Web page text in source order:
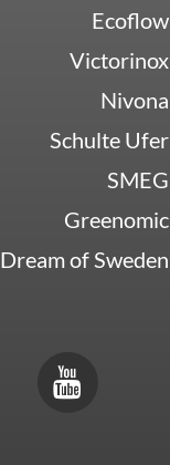
Ecoflow
Victorinox
Nivona
Schulte Ufer
SMEG
Greenomic
Dream of Sweden